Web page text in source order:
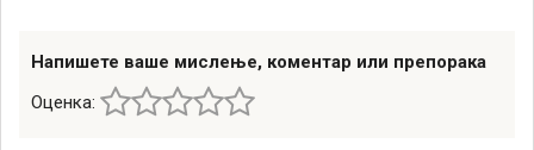
Напишете ваше мислење, коментар или препорака
Оценка: